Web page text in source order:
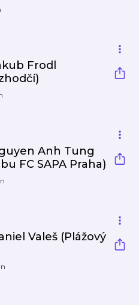
Frodl
Anh Tung
FC SAPA Praha)
Valeš (Plážový